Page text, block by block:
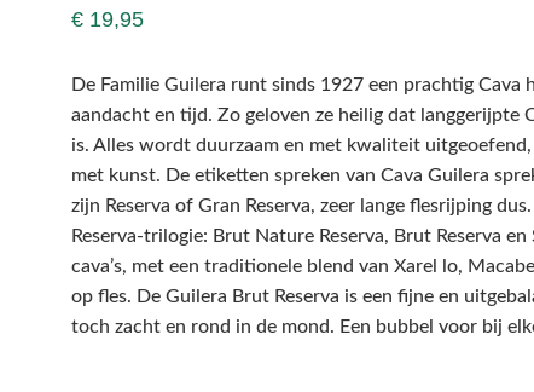
€19,95
De Familie Guilera runt sinds 1927 een prachtig Cava
aandacht en tijd. Zo geloven ze heilig dat langgerijpte
is. Alles wordt duurzaam en met kwaliteit
met kunst. De etiketten spreken van Cava Guilera
zijn Reserva of Gran Reserva, zeer lange flesrijping
Reserva-trilogie: Brut Nature Reserva, Brut Reserva
cava’s, met een traditionele blend van Xarel lo,
op fles. De Guilera Brut Reserva is een fijne en
toch zacht en rond in de mond. Een bubbel voor bij